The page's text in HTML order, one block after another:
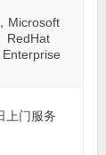
Microsoft
RedHat
上门服务